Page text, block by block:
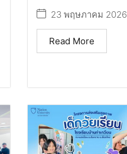
23 พฤษภาคม 2026
Read More